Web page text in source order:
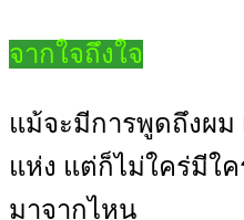
จากใจถึงใจ
แม้จะมีการพูดถึงผม
แห่ง แต่ก็ไม่ใคร่มีใ
มาจากไหน